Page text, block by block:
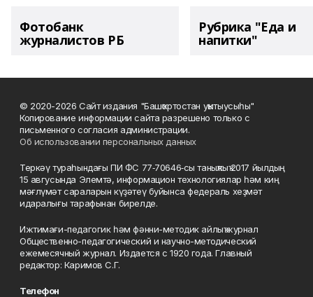
Фотобанк
журналистов РБ
Рубрика "Еда и
напитки"
© 2020-2026 Сайт издания "Башҡортостан уҡытыусыһы"
Копирование информации сайта разрешено только с
письменного согласия администрации.
Об использовании персональных данных
Теркәү тураһындағы ПИ ФС 77‑70646‑сы таныҡлыҡ 2017 йылдың
15 авгусында Элемтә, информацион технологиялар һәм киң
мәғлүмәт сараларын күҙәтеү буйынса федераль хеҙмәт
идаралығы тарафынан бирелде.
Ижтимағи-педагогик һәм фәнни-методик айлыҡ журнал
Общественно-педагогический и научно-методический
ежемесячный журнал. Издается с 1920 года. Главный
редактор: Каримов С.Г.
Телефон